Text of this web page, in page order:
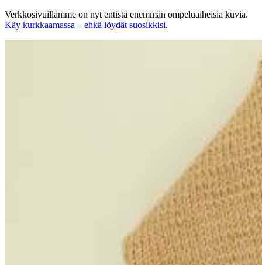
Verkkosivuillamme on nyt entistä enemmän ompeluaiheisia kuvia.
Käy kurkkaamassa – ehkä löydät suosikkisi.